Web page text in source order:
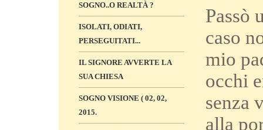
SOGNO..O REALTÀ ?
ISOLATI, ODIATI,
PERSEGUITATI...
IL SIGNORE AVVERTE LA
SUA CHIESA
SOGNO VISIONE ( 02, 02,
2015.
Passò
caso
mio
occhi
senza
alla